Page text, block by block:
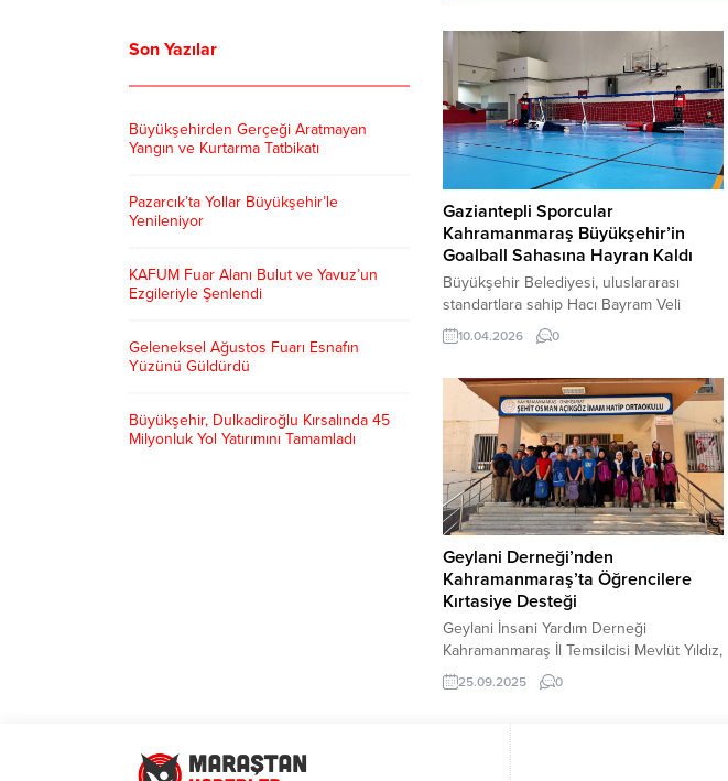
Gaziantepli Sporcular
Kahramanmaraş Büyükşehir’in
Goalball Sahasına Hayran Kaldı
Büyükşehir Belediyesi, uluslararası
standartlara sahip Hacı Bayram Veli
Goalball Sahası’nda Gaziantep’ten gelen
görme engelli sporcuları ağırladı.
bir sahada antrenman yapma imkânı
bulduklarını belirterek memnuniyetlerini
dile getirdi. Başkan Fırat Görgel
öncülüğünde spora ve sporcuya verdiği
desteklerle adından söz ettiren
Kahramanmaraş Büyükşehir Belediyesi,
görme engelli sporculara ev...
10.04.2026 0
Geylani Derneği’nden
Kahramanmaraş’ta Öğrencilere
Kırtasiye Desteği
Geylani İnsani Yardım Derneği
Kahramanmaraş İl Temsilcisi Mevlüt Yıldız,
şehirdeki çeşitli okullarda öğrencilere
kırtasiye desteğinde bulundu.
sağlamak amacıyla gerçekleştirilen
çalışmada, ihtiyaç sahibi öğrencilere
25.09.2025 0
tamamını...
Son Yazılar
Büyükşehirden Gerçeği Aratmayan
Yangın ve Kurtarma Tatbikatı
Pazarcık’ta Yollar Büyükşehir’le
Yenileniyor
KAFUM Fuar Alanı Bulut ve Yavuz’un
Ezgileriyle Şenlendi
Geleneksel Ağustos Fuarı Esnafın
Yüzünü Güldürdü
Büyükşehir, Dulkadiroğlu Kırsalında 45
Milyonluk Yol Yatırımını Tamamladı